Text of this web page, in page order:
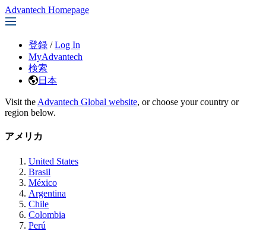
Advantech Homepage
登録 / Log In
MyAdvantech
検索
日本
Visit the Advantech Global website, or choose your country or
region below.
アメリカ
United States
Brasil
México
Argentina
Chile
Colombia
Perú